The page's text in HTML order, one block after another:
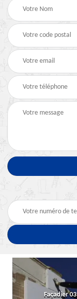
Façadier 03